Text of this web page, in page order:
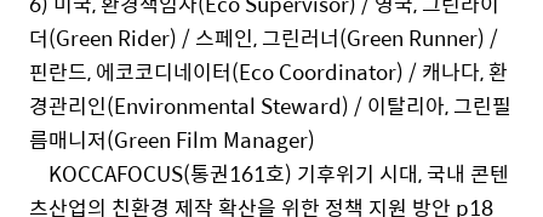
더(Green Rider) / 스페인, 그린러너(Green Runner) /
핀란드, 에코코디네이터(Eco Coordinator) / 캐나다, 환
경관리인(Environmental Steward) / 이탈리아, 그린필
름매니저(Green Film Manager)
KOCCAFOCUS(통권161호) 기후위기 시대, 국내 콘텐
츠산업의 친환경 제작 확산을 위한 정책 지원 방안 p18